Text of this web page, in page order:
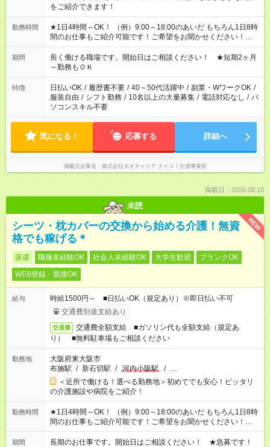
をご紹介できます！
勤務時間
★1日4時間～OK！ （例）9:00～18:00のあいだ もちろん1日8時
間のお仕事もご紹介可能です！ご希望をお聞かせください！★家
庭の都合でお休みが必要な場合も遠慮なくご相談ください。 ※
週最低15時間以上の勤務が必要です
期間
長く働ける職場です。開始日はご相談ください！ ★短期2ヶ月
～勤務もＯＫ
特徴 日払いOK / 履歴書不要 / 40～50代活躍中 / 副業・WワークOK /
服装自由 / シフト勤務 / 10名以上の大量募集 / 電話対応なし / パ
ソコンスキル不要
気になる！ 応募する 詳細へ
掲載元企業名 株式会社ネオキャリア ナイス！介護事業部
掲載日：2026.08.10
未読
NEW
シーツ・枕カバーの交換から始める介護！無資
格でも稼げる＊
派遣 職種未経験OK 社会人未経験OK 大学生歓迎
ブランクOK
WEB登録・面接OK
給与
時給1500円～ ■日払いOK（規定あり）※即日払い不可
交通費別途支給あり
交通費
交通費全額支給 ■ガソリン代も全額支給（規定あ
り） ■無料駐車場もご相談ください
勤務地
大阪府東大阪市
布施駅 / 新石切駅 / 河内小阪駅 / …
＜近所で働ける！選べる勤務地＞初めてでも安心！ピッタリ
の介護施設や病院をご紹介！
勤務時間
★1日4時間～OK！ （例）9:00～18:00のあいだ もちろん1日8時
間のお仕事もご紹介可能です！ご希望をお聞かせください！★家
庭の都合でお休みが必要な場合も遠慮なくご相談ください。 ※
週最低15時間以上の勤務が必要です
期間 長期のお仕事です。開始日はご相談ください！ ★急募です！